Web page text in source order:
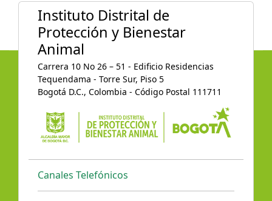
Instituto Distrital de
Protección y Bienestar
Animal
Carrera 10 No 26 – 51 - Edificio Residencias
Tequendama - Torre Sur, Piso 5
Bogotá D.C., Colombia - Código Postal 111711
Canales Telefónicos